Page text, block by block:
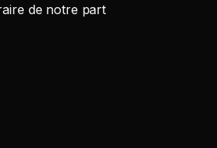
de notre part